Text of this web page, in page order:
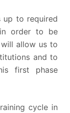
to required
in order to be
allow us to
and to
first phase
cycle in